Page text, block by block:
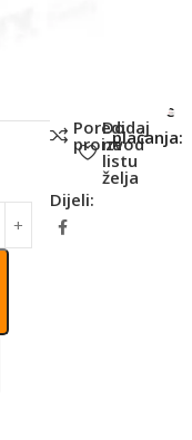
Poredi
proizvod
Dodaj
na
listu
želja
Dijeli:
Metode
plaćanja: